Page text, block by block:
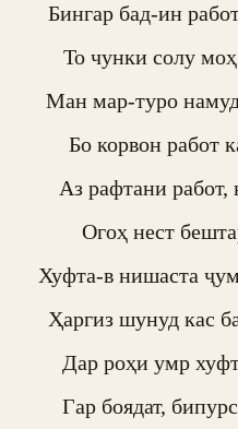
Бингар бад-ин
То чунки солу
Ман мар-туро
Бо корвон работ
Аз рафтани работ,
Огоҳ нест
Хуфта-в нишаста
Ҳаргиз шунуд кас
Дар роҳи умр
Гар боядат,